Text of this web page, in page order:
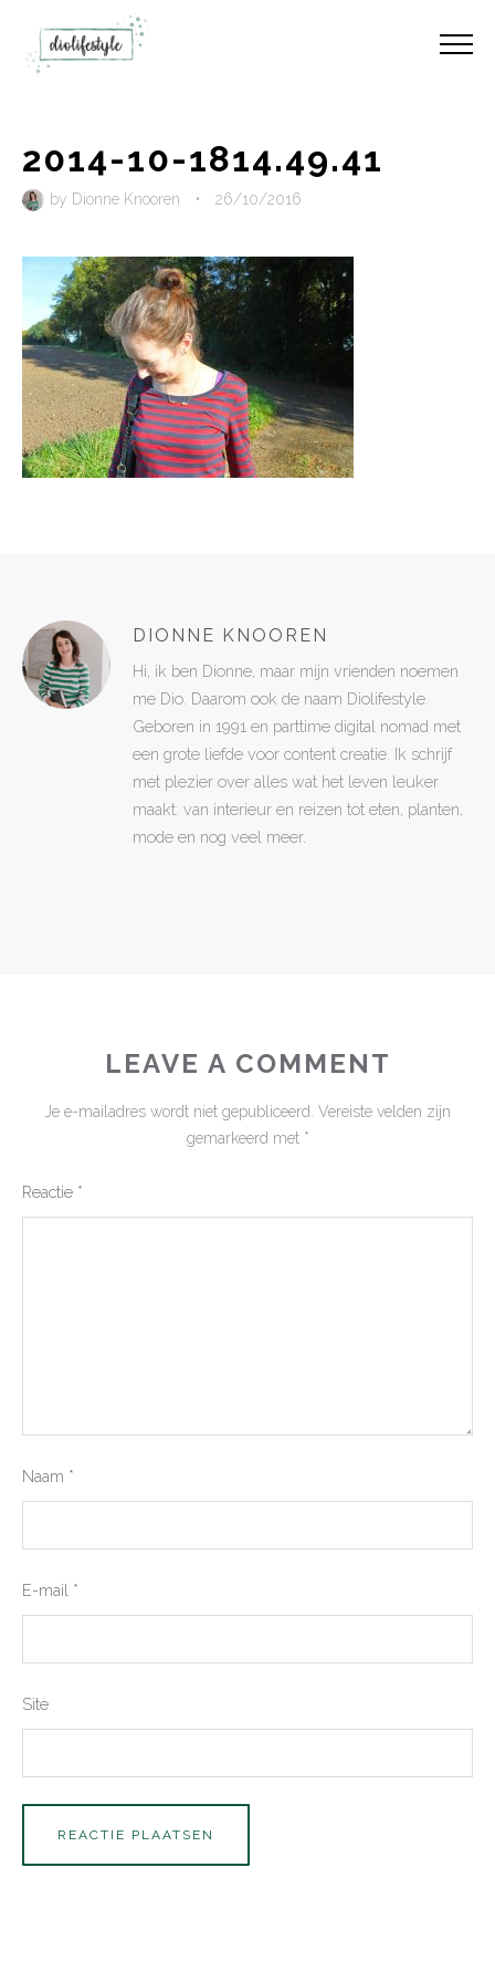
2014-10-1814.49.41
by Dionne Knooren • 26/10/2016
DIONNE KNOOREN
Hi, ik ben Dionne, maar mijn vrienden noemen
me Dio. Daarom ook de naam Diolifestyle.
Geboren in 1991 en parttime digital nomad met
een grote liefde voor content creatie. Ik schrijf
met plezier over alles wat het leven leuker
maakt: van interieur en reizen tot eten, planten,
mode en nog veel meer.
LEAVE A COMMENT
Je e-mailadres wordt niet gepubliceerd. Vereiste velden zijn
gemarkeerd met *
Reactie *
Naam *
E-mail *
Site